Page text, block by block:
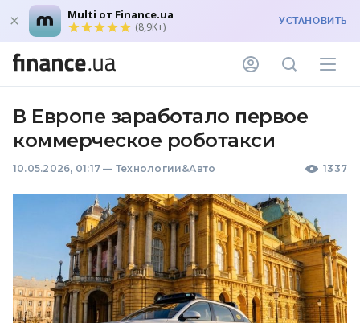
Multi от Finance.ua
(8,9K+) УСТАНОВИТЬ
В Европе заработало первое
коммерческое роботакси
10.05.2026, 01:17 — Технологии&Авто 1337